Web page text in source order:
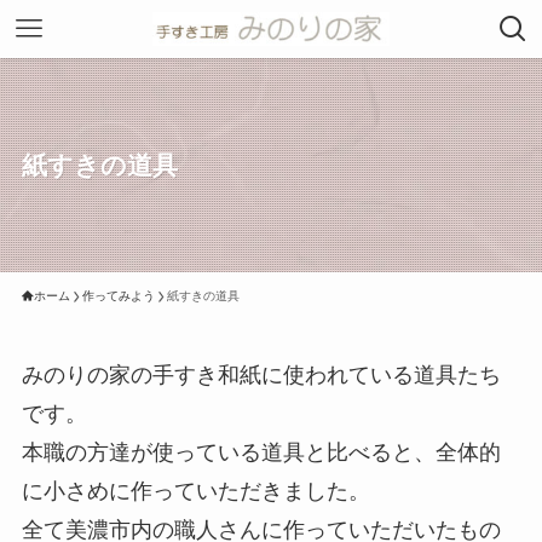
紙すきの道具
ホーム 作ってみよう 紙すきの道具
みのりの家の手すき和紙に使われている道具たち
です。
本職の方達が使っている道具と比べると、全体的
に小さめに作っていただきました。
全て美濃市内の職人さんに作っていただいたもの